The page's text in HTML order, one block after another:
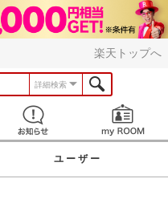
楽天トップへ
詳細検索
つける お知らせ
ユーザー